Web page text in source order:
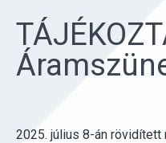
2025. július 8-án